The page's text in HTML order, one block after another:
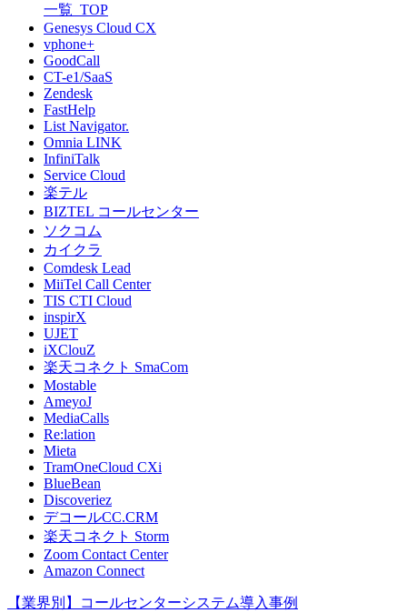
一覧_TOP
Genesys Cloud CX
vphone+
GoodCall
CT-e1/SaaS
Zendesk
FastHelp
List Navigator.
Omnia LINK
InfiniTalk
Service Cloud
楽テル
BIZTEL コールセンター
ソクコム
カイクラ
Comdesk Lead
MiiTel Call Center
TIS CTI Cloud
inspirX
UJET
iXClouZ
楽天コネクト SmaCom
Mostable
AmeyoJ
MediaCalls
Re:lation
Mieta
TramOneCloud CXi
BlueBean
Discoveriez
デコールCC.CRM
楽天コネクト Storm
Zoom Contact Center
Amazon Connect
【業界別】コールセンターシステム導入事例